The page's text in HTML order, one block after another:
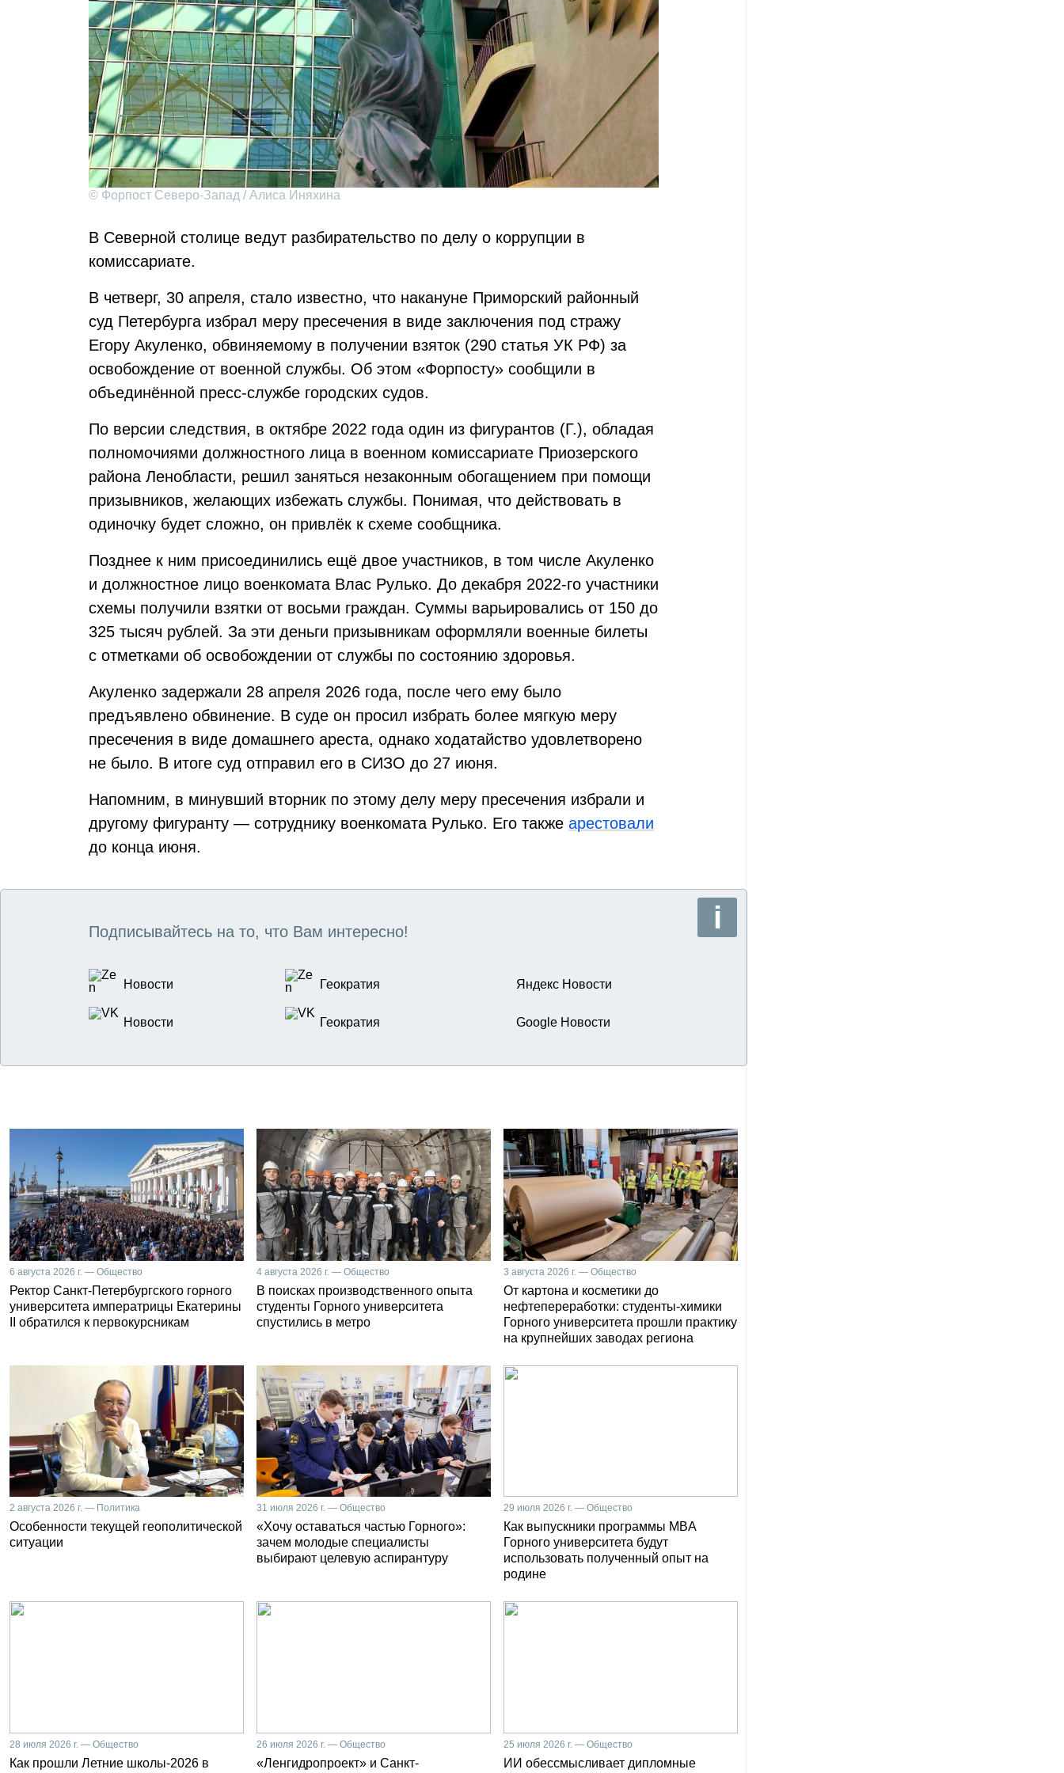
© Форпост Северо-Запад / Алиса Иняхина
В Северной столице ведут разбирательство по делу о коррупции в
комиссариате.
В четверг, 30 апреля, стало известно, что накануне Приморский районный
суд Петербурга избрал меру пресечения в виде заключения под стражу
Егору Акуленко, обвиняемому в получении взяток (290 статья УК РФ) за
освобождение от военной службы. Об этом «Форпосту» сообщили в
объединённой пресс-службе городских судов.
По версии следствия, в октябре 2022 года один из фигурантов (Г.), обладая
полномочиями должностного лица в военном комиссариате Приозерского
района Ленобласти, решил заняться незаконным обогащением при помощи
призывников, желающих избежать службы. Понимая, что действовать в
одиночку будет сложно, он привлёк к схеме сообщника.
Позднее к ним присоединились ещё двое участников, в том числе Акуленко
и должностное лицо военкомата Влас Рулько. До декабря 2022-го участники
схемы получили взятки от восьми граждан. Суммы варьировались от 150 до
325 тысяч рублей. За эти деньги призывникам оформляли военные билеты
с отметками об освобождении от службы по состоянию здоровья.
Акуленко задержали 28 апреля 2026 года, после чего ему было
предъявлено обвинение. В суде он просил избрать более мягкую меру
пресечения в виде домашнего ареста, однако ходатайство удовлетворено
не было. В итоге суд отправил его в СИЗО до 27 июня.
Напомним, в минувший вторник по этому делу меру пресечения избрали и
другому фигуранту — сотруднику военкомата Рулько. Его также арестовали
до конца июня.
Подписывайтесь на то, что Вам интересно!
Новости Геократия Яндекс Новости
Новости Геократия Google Новости
6 августа 2026 г. — Общество
Ректор Санкт-Петербургского горного
университета императрицы Екатерины
II обратился к первокурсникам
4 августа 2026 г. — Общество
В поисках производственного опыта
студенты Горного университета
спустились в метро
3 августа 2026 г. — Общество
От картона и косметики до
нефтепереработки: студенты-химики
Горного университета прошли практику
на крупнейших заводах региона
2 августа 2026 г. — Политика
Особенности текущей геополитической
ситуации
31 июля 2026 г. — Общество
«Хочу оставаться частью Горного»:
зачем молодые специалисты
выбирают целевую аспирантуру
29 июля 2026 г. — Общество
Как выпускники программы MBA
Горного университета будут
использовать полученный опыт на
родине
28 июля 2026 г. — Общество
Как прошли Летние школы-2026 в
26 июля 2026 г. — Общество
«Ленгидропроект» и Санкт-
25 июля 2026 г. — Общество
ИИ обессмысливает дипломные